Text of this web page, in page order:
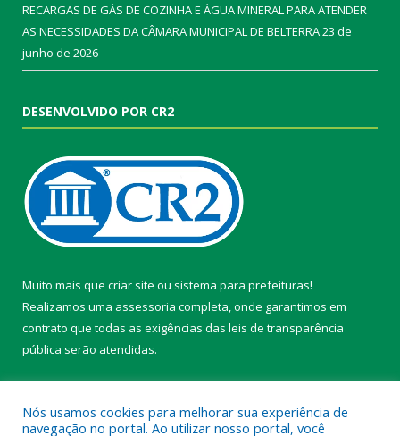
RECARGAS DE GÁS DE COZINHA E ÁGUA MINERAL PARA ATENDER
AS NECESSIDADES DA CÂMARA MUNICIPAL DE BELTERRA23 de
junho de 2026
DESENVOLVIDO POR CR2
Muito mais que criar site ou sistema para prefeituras!
Realizamos uma assessoria completa, onde garantimos em
contrato que todas as exigências das leis de transparência
pública serão atendidas.
Nós usamos cookies para melhorar sua experiência de
navegação no portal. Ao utilizar nosso portal, você